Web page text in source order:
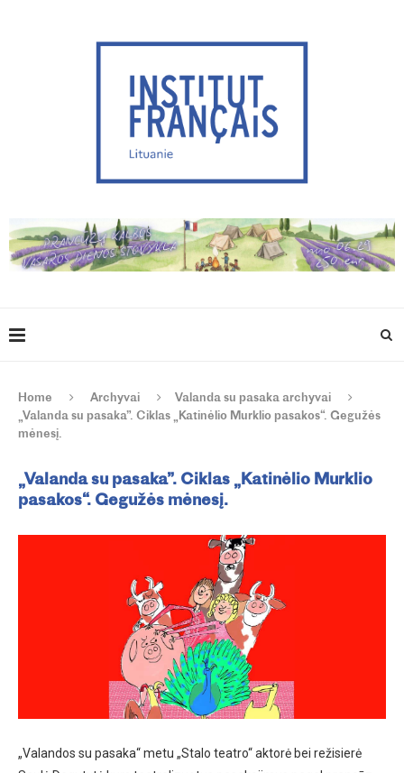
Home Archyvai
Valanda su pasaka archyvai
„Valanda su pasaka”. Ciklas „Katinėlio Murklio pasakos“. Gegužės
mėnesį.
„Valanda su pasaka”. Ciklas „Katinėlio Murklio
pasakos“. Gegužės mėnesį.
„Valandos su pasaka“ metu „Stalo teatro“ aktorė bei režisierė